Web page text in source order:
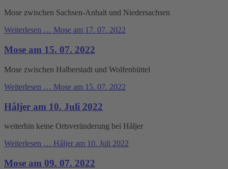
Mose zwischen Sachsen-Anhalt und Niedersachsen
Weiterlesen … Mose am 17. 07. 2022
Mose am 15. 07. 2022
Mose zwischen Halberstadt und Wolfenbüttel
Weiterlesen … Mose am 15. 07. 2022
Håljer am 10. Juli 2022
weiterhin keine Ortsveränderung bei Håljer
Weiterlesen … Håljer am 10. Juli 2022
Mose am 09. 07. 2022